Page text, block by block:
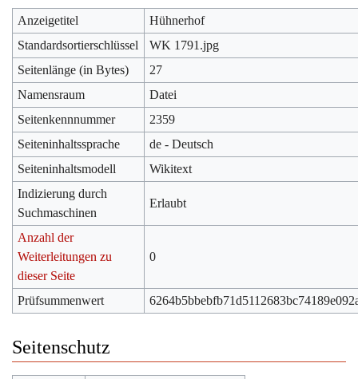
Anzeigetitel
Hühnerhof
Standardsortierschlüssel
WK 1791.jpg
Seitenlänge (in Bytes)
27
Namensraum
Datei
Seitenkennnummer
2359
Seiteninhaltssprache
de - Deutsch
Seiteninhaltsmodell
Wikitext
Indizierung durch
Suchmaschinen
Erlaubt
Anzahl der
Weiterleitungen zu
dieser Seite
0
Prüfsummenwert
Seitenschutz